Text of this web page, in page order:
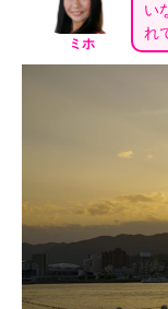
ミホ
い
れ